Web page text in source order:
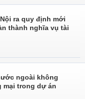
ra quy định mới
thành nghĩa vụ tài
ngoài không
trong dự án